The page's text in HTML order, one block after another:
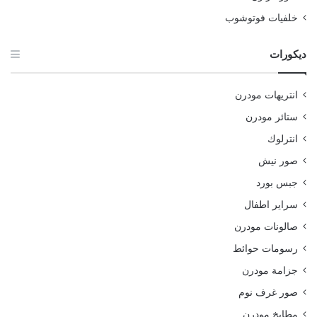
خلفيات فوتوشوب
ديكورات
انتريهات مودرن
ستائر مودرن
انترلوك
صور نيش
جبس بورد
سراير اطفال
صالونات مودرن
رسومات حوائط
جزامة مودرن
صور غرف نوم
مطابخ مودرن